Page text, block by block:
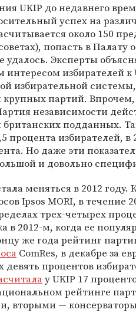
UKIP до недавнего
успех на
около 150
попасть в Палату
удалось. Эксперты
интересом избирателей к
избирательной
крупных партий.
независимости
подданных.
процента избирателей, в
Но даже эти
и довольно
меняться в 2012 году.
Ipsos MORI, в течение
трех-четырех
в 2012-м, когда ее
же года рейтинг
ComRes, в декабре за
девять процентов
у UKIP 17
рейтинге
вторыми —